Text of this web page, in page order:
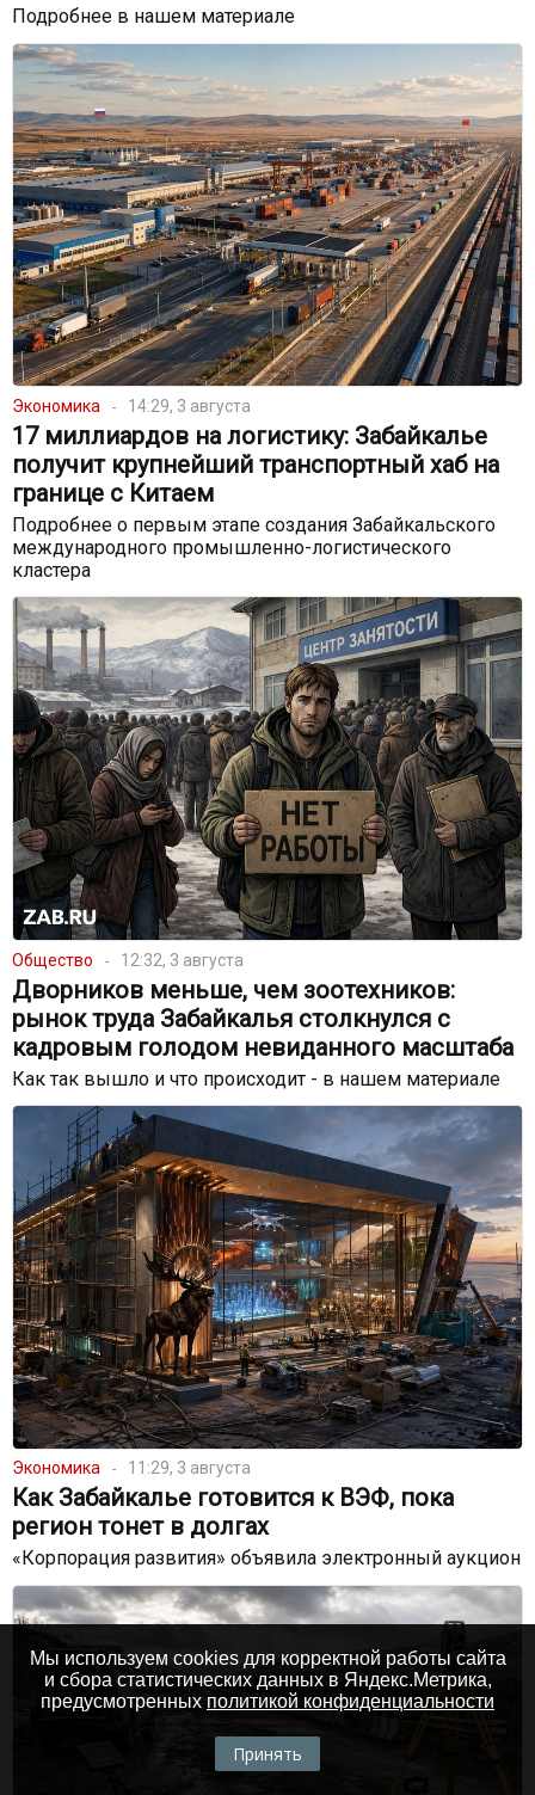
Подробнее в нашем материале
Экономика 14:29, 3 августа
17 миллиардов на логистику: Забайкалье
получит крупнейший транспортный хаб на
границе с Китаем
Подробнее о первым этапе создания Забайкальского
международного промышленно-логистического
кластера
Общество 12:32, 3 августа
Дворников меньше, чем зоотехников:
рынок труда Забайкалья столкнулся с
кадровым голодом невиданного масштаба
Как так вышло и что происходит - в нашем материале
Экономика 11:29, 3 августа
Как Забайкалье готовится к ВЭФ, пока
регион тонет в долгах
«Корпорация развития» объявила электронный аукцион
Мы используем cookies для корректной работы сайта
и сбора статистических данных в Яндекс.Метрика,
предусмотренных политикой конфиденциальности
Принять